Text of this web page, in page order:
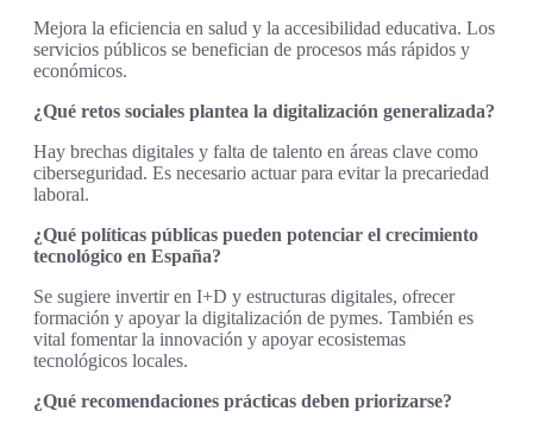
Mejora la eficiencia en salud y la accesibilidad educativa. Los
servicios públicos se benefician de procesos más rápidos y
económicos.
¿Qué retos sociales plantea la digitalización generalizada?
Hay brechas digitales y falta de talento en áreas clave como
ciberseguridad. Es necesario actuar para evitar la precariedad
laboral.
¿Qué políticas públicas pueden potenciar el crecimiento
tecnológico en España?
Se sugiere invertir en I+D y estructuras digitales, ofrecer
formación y apoyar la digitalización de pymes. También es
vital fomentar la innovación y apoyar ecosistemas
tecnológicos locales.
¿Qué recomendaciones prácticas deben priorizarse?